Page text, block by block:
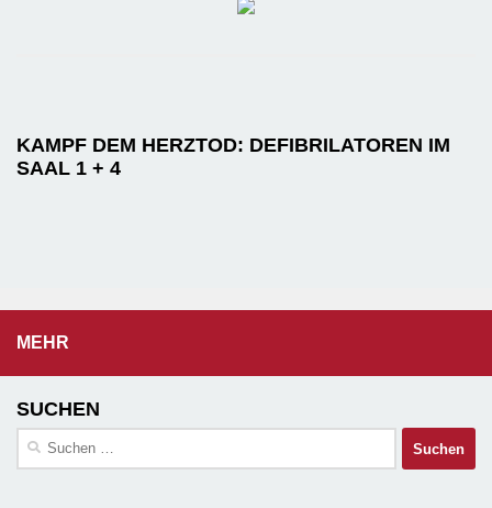
KAMPF DEM HERZTOD: DEFIBRILATOREN IM
SAAL 1 + 4
MEHR
SUCHEN
Suchen